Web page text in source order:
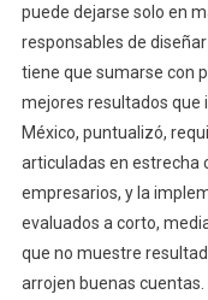
puede dejarse solo en
responsables de
tiene que sumarse con
mejores resultados que
México, puntualizó,
articuladas en estrecha
empresarios, y la
evaluados a corto,
que no muestre
arrojen buenas cuentas.